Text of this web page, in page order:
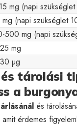
mg (napi
(napi szükséglet
500 mg (napi
mg
µg
tárolási
a
és
érdemes